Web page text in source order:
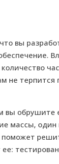
вы
не терпится
вы обрушите
массы,